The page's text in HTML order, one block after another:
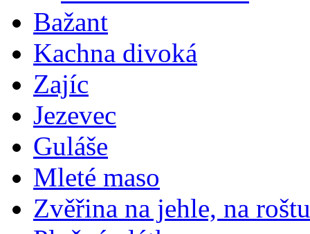
Bažant
Kachna divoká
Zajíc
Jezevec
Guláše
Mleté maso
Zvěřina na jehle, na roštu